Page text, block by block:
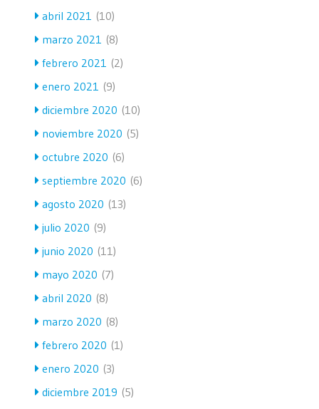
abril 2021 (10)
marzo 2021 (8)
febrero 2021 (2)
enero 2021 (9)
diciembre 2020 (10)
noviembre 2020 (5)
octubre 2020 (6)
septiembre 2020 (6)
agosto 2020 (13)
julio 2020 (9)
junio 2020 (11)
mayo 2020 (7)
abril 2020 (8)
marzo 2020 (8)
febrero 2020 (1)
enero 2020 (3)
diciembre 2019 (5)